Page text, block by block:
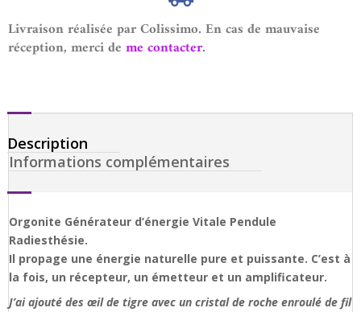
Livraison réalisée par Colissimo. En cas de mauvaise
réception, merci de me contacter.
Description
Informations complémentaires
Orgonite Générateur d’énergie Vitale Pendule
Radiesthésie.
Il propage une énergie naturelle pure et puissante. C’est à
la fois, un récepteur, un émetteur et un amplificateur.
J’ai ajouté des œil de tigre avec un cristal de roche enroulé de fil